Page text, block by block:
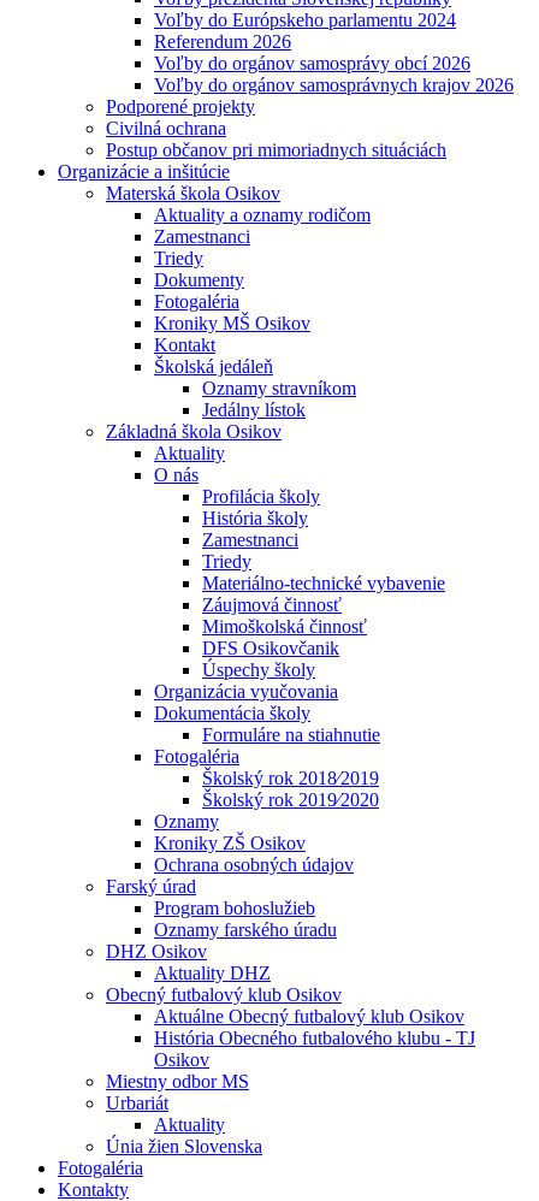
Voľby do Európskeho parlamentu 2024
Referendum 2026
Voľby do orgánov samosprávy obcí 2026
Voľby do orgánov samosprávnych krajov 2026
Podporené projekty
Civilná ochrana
Postup občanov pri mimoriadnych situáciách
Organizácie a inšitúcie
Materská škola Osikov
Aktuality a oznamy rodičom
Zamestnanci
Triedy
Dokumenty
Fotogaléria
Kroniky MŠ Osikov
Kontakt
Školská jedáleň
Oznamy stravníkom
Jedálny lístok
Základná škola Osikov
Aktuality
O nás
Profilácia školy
História školy
Zamestnanci
Triedy
Materiálno-technické vybavenie
Záujmová činnosť
Mimoškolská činnosť
DFS Osikovčanik
Úspechy školy
Organizácia vyučovania
Dokumentácia školy
Formuláre na stiahnutie
Fotogaléria
Školský rok 2018⁄2019
Školský rok 2019⁄2020
Oznamy
Kroniky ZŠ Osikov
Ochrana osobných údajov
Farský úrad
Program bohoslužieb
Oznamy farského úradu
DHZ Osikov
Aktuality DHZ
Obecný futbalový klub Osikov
Aktuálne Obecný futbalový klub Osikov
História Obecného futbalového klubu - TJ
Osikov
Miestny odbor MS
Urbariát
Aktuality
Únia žien Slovenska
Fotogaléria
Kontakty